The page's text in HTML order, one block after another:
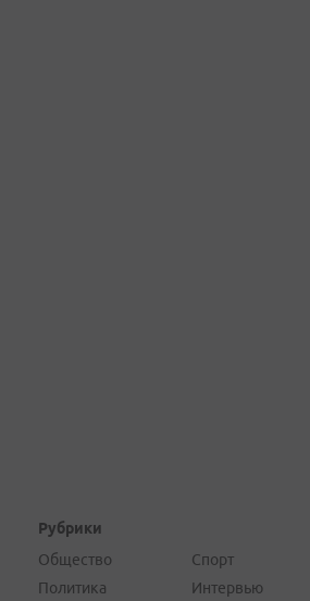
Рубрики
Общество
Политика
Спорт
Интервью